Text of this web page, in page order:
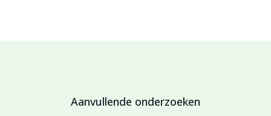
Aanvullende onderzoeken